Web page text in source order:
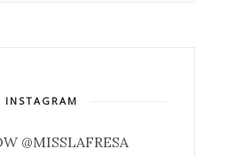
INSTAGRAM
@MISSLAFRESA